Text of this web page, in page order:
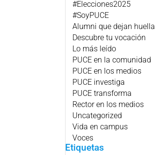
#Elecciones2025
#SoyPUCE
Alumni que dejan huella
Descubre tu vocación
Lo más leído
PUCE en la comunidad
PUCE en los medios
PUCE investiga
PUCE transforma
Rector en los medios
Uncategorized
Vida en campus
Voces
Etiquetas